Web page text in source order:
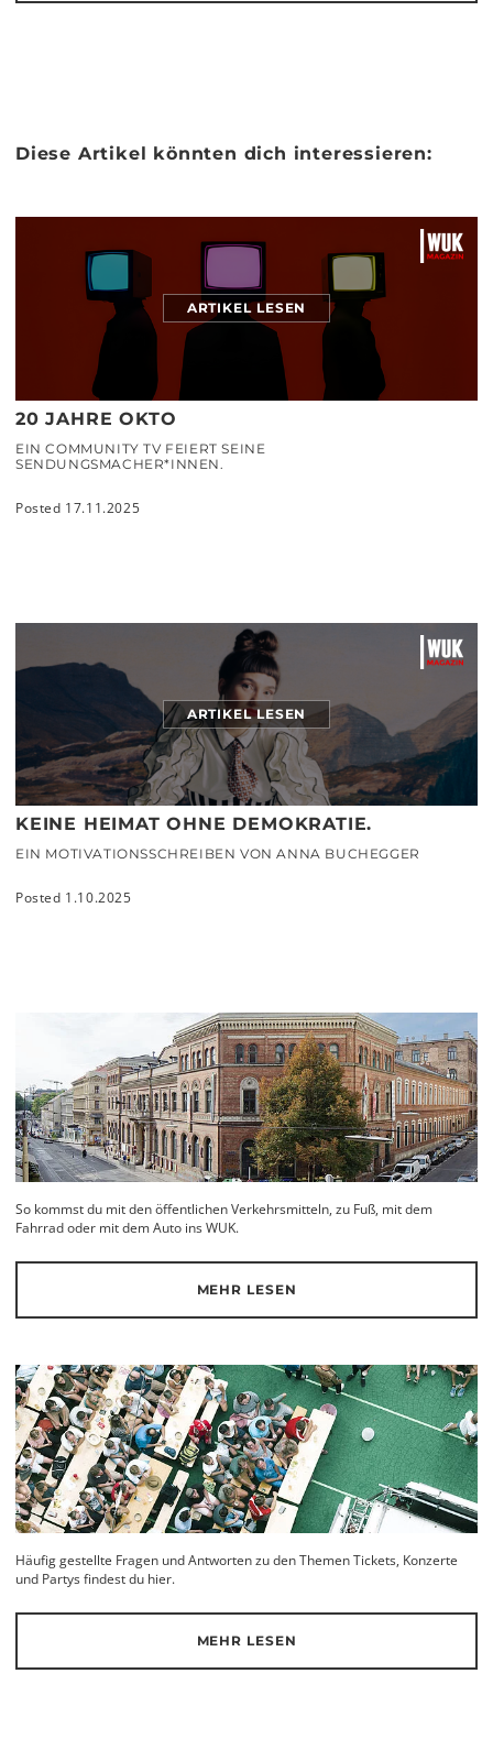
Diese Artikel könnten dich interessieren:
ARTIKEL LESEN
20 JAHRE OKTO
EIN COMMUNITY TV FEIERT SEINE
SENDUNGSMACHER*INNEN.
Posted 17.11.2025
ARTIKEL LESEN
KEINE HEIMAT OHNE DEMOKRATIE.
EIN MOTIVATIONSSCHREIBEN VON ANNA BUCHEGGER
Posted 1.10.2025
So kommst du mit den öffentlichen Verkehrsmitteln, zu Fuß, mit dem
Fahrrad oder mit dem Auto ins WUK.
MEHR LESEN
Häufig gestellte Fragen und Antworten zu den Themen Tickets, Konzerte
und Partys findest du hier.
MEHR LESEN